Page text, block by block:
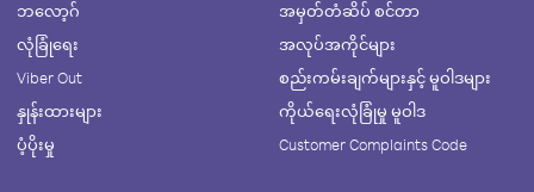
ဘလော့ဂ်
လုံခြုံရေး
Viber Out
နှုန်းထားများ
ပံ့ပိုးမှု
အမှတ်တံဆိပ် စင်တာ
အလုပ်အကိုင်များ
စည်းကမ်းချက်များနှင့် မူဝါဒများ
ကိုယ်ရေးလုံခြုံမှု မူဝါဒ
Customer Complaints Code